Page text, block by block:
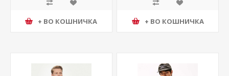
+ ВО КОШНИЧКА + ВО КОШНИЧКА